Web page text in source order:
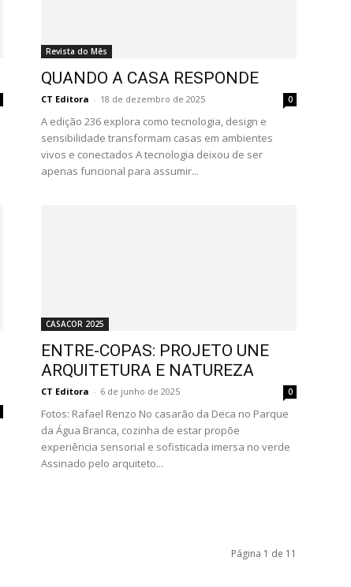
Revista do Mês
QUANDO A CASA RESPONDE
CT Editora - 18 de dezembro de 2025 0
A edição 236 explora como tecnologia, design e
sensibilidade transformam casas em ambientes
vivos e conectados A tecnologia deixou de ser
apenas funcional para assumir...
CASACOR 2025
ENTRE-COPAS: PROJETO UNE
ARQUITETURA E NATUREZA
CT Editora - 6 de junho de 2025 0
Fotos: Rafael Renzo No casarão da Deca no Parque
da Água Branca, cozinha de estar propõe
experiência sensorial e sofisticada imersa no verde
Assinado pelo arquiteto...
Página 1 de 11